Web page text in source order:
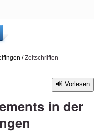
/Zeitschriften-
Vorlesen
in der